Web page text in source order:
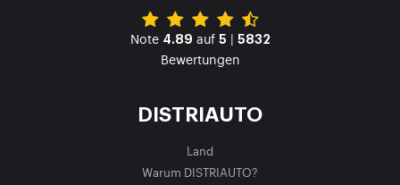
Note 4.89 auf 5 | 5832
Bewertungen
DISTRIAUTO
Land
Warum DISTRIAUTO?